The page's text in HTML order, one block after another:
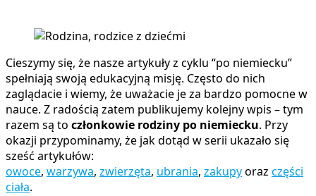
Cieszymy się, że nasze artykuły z cyklu “po niemiecku”
spełniają swoją edukacyjną misję. Często do nich
zaglądacie i wiemy, że uważacie je za bardzo pomocne w
nauce. Z radością zatem publikujemy kolejny wpis – tym
razem są to członkowie rodziny po niemiecku. Przy
okazji przypominamy, że jak dotąd w serii ukazało się
sześć artykułów:
owoce, warzywa, zwierzęta, ubrania, zakupyoraz części
ciała.